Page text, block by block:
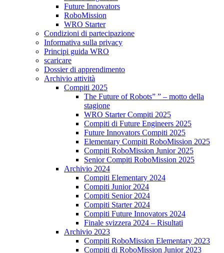
Future Innovators
RoboMission
WRO Starter
Condizioni di partecipazione
Informativa sulla privacy
Principi guida WRO
scaricare
Dossier di apprendimento
Archivio attività
Compiti 2025
The Future of Robots” ” – motto della
stagione
WRO Starter Compiti 2025
Compiti di Future Engineers 2025
Future Innovators Compiti 2025
Elementary Compiti RoboMission 2025
Compiti RoboMission Junior 2025
Senior Compiti RoboMission 2025
Archivio 2024
Compiti Elementary 2024
Compiti Junior 2024
Compiti Senior 2024
Compiti Starter 2024
Compiti Future Innovators 2024
Finale svizzera 2024 – Risultati
Archivio 2023
Compiti RoboMission Elementary 2023
Compiti di RoboMission Junior 2023